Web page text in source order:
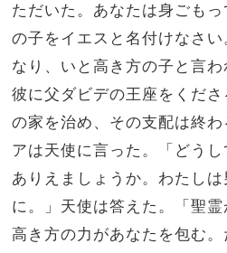
ただいた。あなたは身ごも
の子をイエスと名付けなさ
なり、いと高き方の子と言わ
彼に父ダビデの王座をくだ
の家を治め、その支配は終
アは天使に言った。「どう
ありえましょうか。わたし
に。」天使は答えた。「聖
高き方の力があなたを包む